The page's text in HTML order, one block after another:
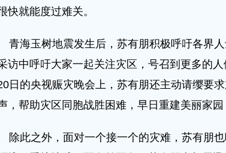
快就能度过难关。
青海玉树地震发生后，苏有朋积极呼吁各界
访中呼吁大家一起关注灾区，号召到更多的
日的央视赈灾晚会上，苏有朋还主动请缨要
，帮助灾区同胞战胜困难，早日重建美丽家园
除此之外，面对一个接一个的灾难，苏有朋